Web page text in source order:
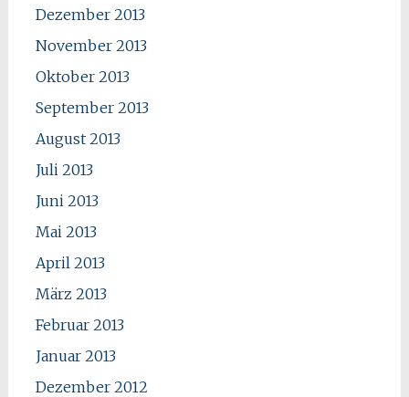
Dezember 2013
November 2013
Oktober 2013
September 2013
August 2013
Juli 2013
Juni 2013
Mai 2013
April 2013
März 2013
Februar 2013
Januar 2013
Dezember 2012